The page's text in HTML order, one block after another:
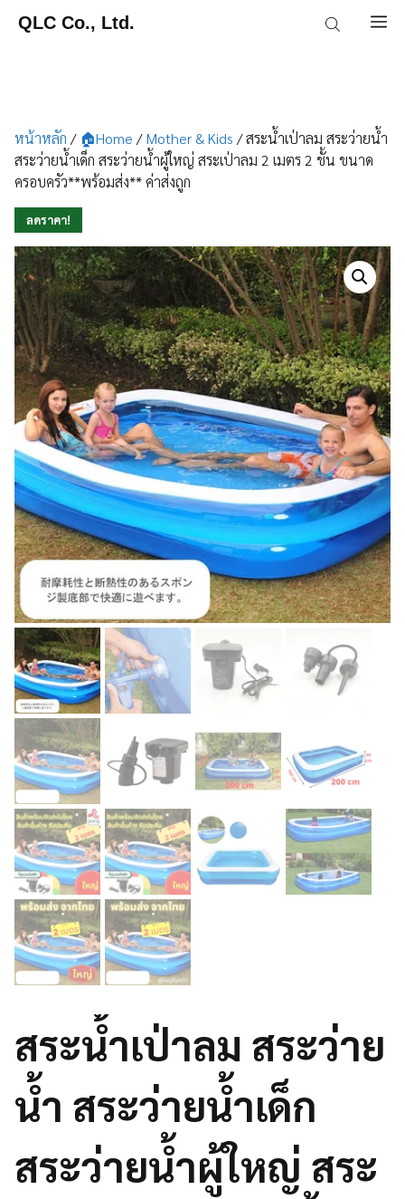
QLC Co., Ltd.
หน้าหลัก / 🏠Home /Mother & Kids / สระน้ำเป่าลม สระว่ายน้ำ
สระว่ายน้ำเด็ก สระว่ายน้ำผู้ใหญ่ สระเป่าลม 2 เมตร 2 ชั้น ขนาด
ครอบครัว**พร้อมส่ง** ค่าส่งถูก
ลดราคา!
สระน้ำเป่าลม สระว่าย
น้ำ สระว่ายน้ำเด็ก
สระว่ายน้ำผู้ใหญ่ สระ